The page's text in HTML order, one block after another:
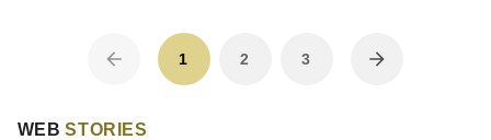
corroeu cotas
em mais de
70%
1 2 3
WEBSTORIES